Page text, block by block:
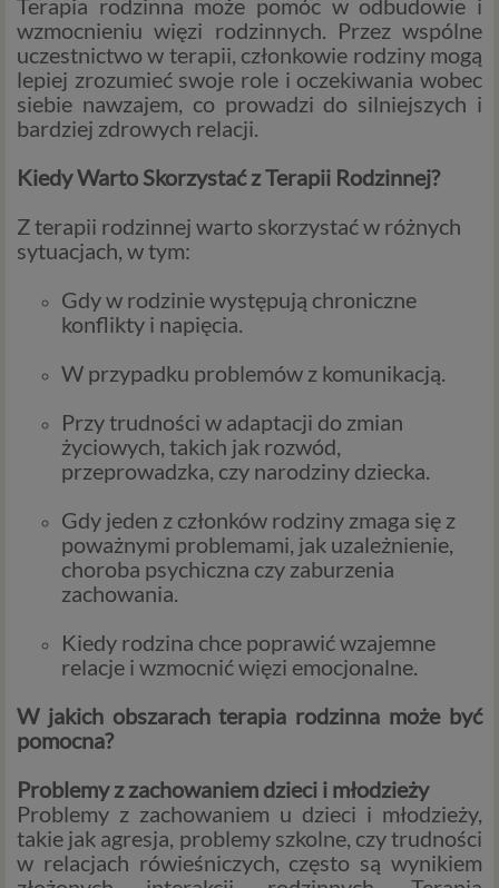
Terapia rodzinna może pomóc w odbudowie i
wzmocnieniu więzi rodzinnych. Przez wspólne
uczestnictwo w terapii, członkowie rodziny mogą
lepiej zrozumieć swoje role i oczekiwania wobec
siebie nawzajem, co prowadzi do silniejszych i
bardziej zdrowych relacji.
Kiedy Warto Skorzystać z Terapii Rodzinnej?
Z terapii rodzinnej warto skorzystać w różnych
sytuacjach, w tym:
Gdy w rodzinie występują chroniczne
konflikty i napięcia.
W przypadku problemów z komunikacją.
Przy trudności w adaptacji do zmian
życiowych, takich jak rozwód,
przeprowadzka, czy narodziny dziecka.
Gdy jeden z członków rodziny zmaga się z
poważnymi problemami, jak uzależnienie,
choroba psychiczna czy zaburzenia
zachowania.
Kiedy rodzina chce poprawić wzajemne
relacje i wzmocnić więzi emocjonalne.
W jakich obszarach terapia rodzinna może być
pomocna?
Problemy z zachowaniem dzieci i młodzieży
Problemy z zachowaniem u dzieci i młodzieży,
takie jak agresja, problemy szkolne, czy trudności
w relacjach rówieśniczych, często są wynikiem